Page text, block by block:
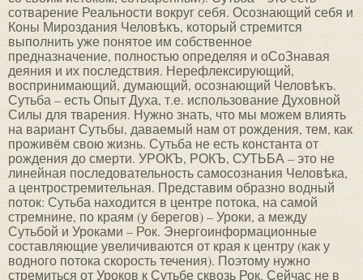
сотварение Реальности вокруг себя. Осознающий себя и
Коны Мироздания Человѣкъ, который стремится
выполнить уже понятое им собственное
предназначение, полностью определяя и оСоЗнавая
деяния и их последствия. Нерефлексирующий,
воспринимающий, думающий, осознающий Человѣкъ.
Сутьба – есть Опыт Духа, т.е. использование Духовной
Силы для тварения. Нужно знать, что мы можем влиять
на вариант Сутьбы, даваемый нам от рождения, тем, как
проживём свою жизнь. Сутьба не есть константа от
рождения до смерти. УРОКЪ, РОКЪ, СУТЬБА – это не
линейная последовательность самосознания Человѣка,
а центростремительная. Представим образно водный
поток: Сутьба находится в центре потока, на самой
стремнине, по краям (у берегов) – Уроки, а между
Сутьбой и Уроками – Рок. Энергоинформационные
составляющие увеличиваются от края к центру (как у
водного потока скорость течения). Поэтому нужно
стремиться от Уроков к Сутьбе сквозь Рок. Сейчас не в